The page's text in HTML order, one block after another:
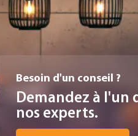
Besoin d'un conseil ?
Demandez à l'un
nos experts.